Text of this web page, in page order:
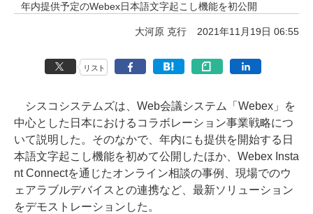
年内提供予定のWebex日本語文字起こし機能を初公開
大河原 克行 2021年11月19日 06:55
リスト
シスコシステムズは、Web会議システム「Webex」を
中心とした日本におけるコラボレーション事業戦略につ
いて説明した。そのなかで、年内にも提供を開始する日
本語文字起こし機能を初めて公開したほか、Webex Insta
nt Connectを通じたオンライン相談の事例、現場でのウ
ェアラブルデバイスとの連携など、最新ソリューション
をデモストレーションした。